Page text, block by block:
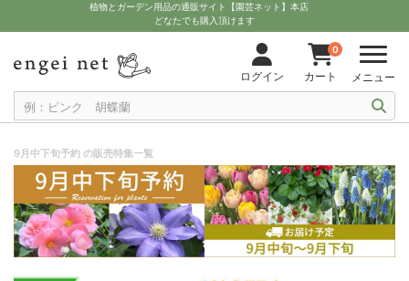
植物とガーデン用品の通販サイト【園芸ネット】本店
どなたでも購入頂けます
ログイン
0
カート メニュー
9月中下旬予約 の販売特集一覧